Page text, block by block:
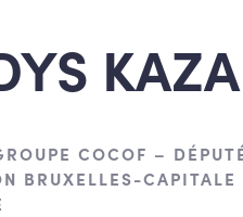
COCOF –
BRUXELLES-CAPITALE